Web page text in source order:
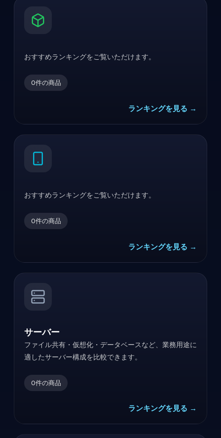
おすすめランキングをご覧いただけます。
0件の商品
ランキングを見る →
おすすめランキングをご覧いただけます。
0件の商品
ランキングを見る →
サーバー
ファイル共有・仮想化・データベースなど、業務用途に
適したサーバー構成を比較できます。
0件の商品
ランキングを見る →